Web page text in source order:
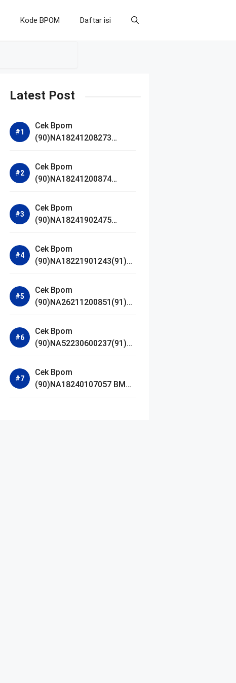
Kode BPOM Daftar isi
Latest Post
Cek Bpom
(90)NA18241208273
Bright Radiance Face
Wash
Cek Bpom
(90)NA18241200874
Acne Calm Micellar Water
Cek Bpom
(90)NA18241902475
Cek Bpom
(90)NA18221901243(91)25
Serum
Cek Bpom
(90)NA26211200851(91)24
Madagascar Centella
Ampoule Foam
Cek Bpom
(90)NA52230600237(91)09
De Parfum
Cek Bpom
(90)NA18240107057 BMG